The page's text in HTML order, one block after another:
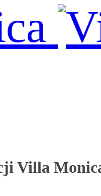
Villa